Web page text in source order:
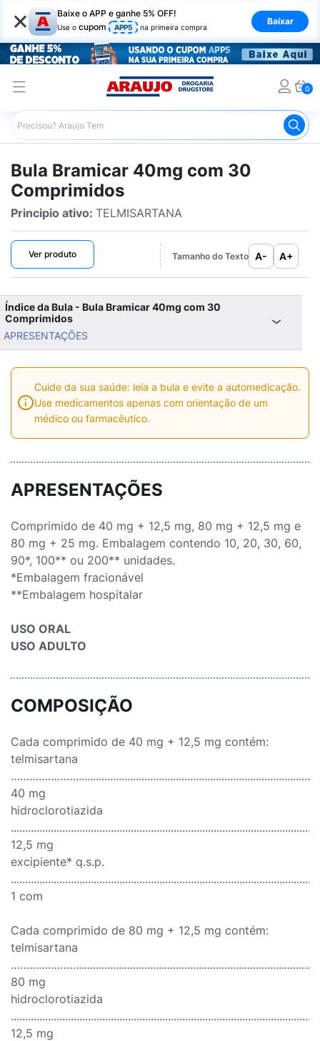
× Baixe o APP e ganhe 5% OFF!
Use o cupom APP5 na primeira compra
Baixar
0
Araujo Bulário Araujo Bramicar 40mg com 30
Bula Bramicar 40mg com 30
Comprimidos
Principio ativo: TELMISARTANA
Ver produto Tamanho do Texto A- A+
Índice da Bula - Bula Bramicar 40mg com 30
Comprimidos
APRESENTAÇÕES
Cuide da sua saúde: leia a bula e evite a automedicação.
Use medicamentos apenas com orientação de um
médico ou farmacêutico.
APRESENTAÇÕES
Comprimido de 40 mg + 12,5 mg, 80 mg + 12,5 mg e
80 mg + 25 mg. Embalagem contendo 10, 20, 30, 60,
90*, 100** ou 200** unidades.
*Embalagem fracionável
**Embalagem hospitalar
USO ORAL
USO ADULTO
COMPOSIÇÃO
Cada comprimido de 40 mg + 12,5 mg contém:
telmisartana
40 mg
hidroclorotiazida
12,5 mg
excipiente* q.s.p.
1 com
Cada comprimido de 80 mg + 12,5 mg contém:
telmisartana
80 mg
hidroclorotiazida
12,5 mg